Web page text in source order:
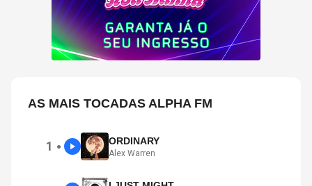
AS MAIS TOCADAS ALPHA FM
1 ● ORDINARY
Alex Warren